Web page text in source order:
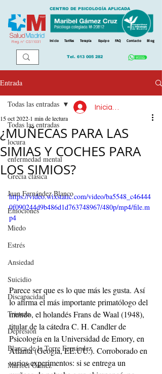
Reg. nº CS11031
CENTRO DE PSICOLOGÍA APLICADA
Inicio Tarifas Terapia Equipo FAQ Contacto Blog
Tel. 613 005 282
Entrada
Todas las entradas
locura
enfermedad mental
Grecia clásica
Juan Fernández Blanco
Emociones
Miedo
Estrés
Ansiedad
Suicidio
Discapacidad
Tristeza
Depresión
Blanca de la Torre Fernández
Maribel Gámez
Todas las entradas
¿MUÑECAS PARA LAS
SIMIAS Y COCHES PARA
LOS SIMIOS?
15 oct 2022 1 min de lectura
https://video.wixstatic.com/video/ba5548_c46444
0f090244d9b486d1d763748967/480p/mp4/file.m
p4
Parece ser que es lo que más les gusta. Así
lo afirma el más importante primatólogo del
mundo, el holandés Frans de Waal (1948),
titular de la cátedra C. H. Candler de
Psicología en la Universidad de Emory, en
Atlanta (Geogia, EE.UU.). Corroborado en
varios experimentos: si se entrega un
Iniciar sesión